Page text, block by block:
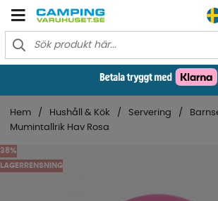
Hem Hushåll & Kök Servering
Mumintallrik Hav Rosa
38
LAGERRENSNING